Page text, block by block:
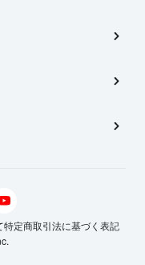
特定商取引法に基づく表記